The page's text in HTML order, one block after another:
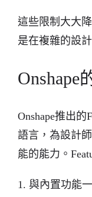
這些限制大大
是在複雜的設
Onshape
Onshape推出
語言，為設計
能的能力。
1. 與內置功能